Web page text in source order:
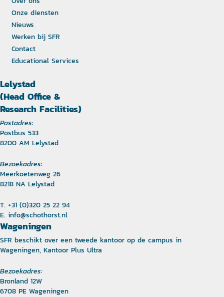
Onze diensten
Nieuws
Werken bij SFR
Contact
Educational Services
Lelystad
(Head Office &
Research Facilities)
Postadres:
Postbus 533
8200 AM Lelystad
Bezoekadres:
Meerkoetenweg 26
8218 NA Lelystad
T. +31 (0)320 25 22 94
E. info@schothorst.nl
Wageningen
SFR beschikt over een tweede kantoor op de campus in
Wageningen, Kantoor Plus Ultra
Bezoekadres:
Bronland 12W
6708 PE Wageningen